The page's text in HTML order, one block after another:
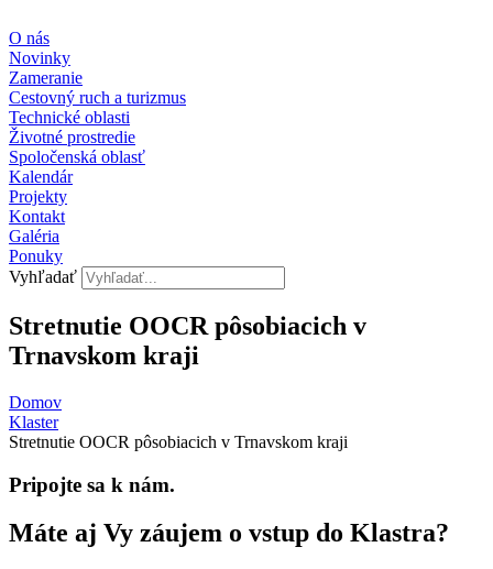
na
obsah
O nás
Novinky
Zameranie
Cestovný ruch a turizmus
Technické oblasti
Životné prostredie
Spoločenská oblasť
Kalendár
Projekty
Kontakt
Galéria
Ponuky
Vyhľadať
Stretnutie OOCR pôsobiacich v
Trnavskom kraji
Domov
Klaster
Stretnutie OOCR pôsobiacich v Trnavskom kraji
Pripojte sa k nám.
Máte aj Vy záujem o vstup do Klastra?